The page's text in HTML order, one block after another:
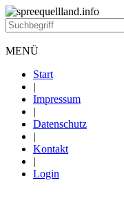
MENÜ
Start
|
Impressum
|
Datenschutz
|
Kontakt
|
Login